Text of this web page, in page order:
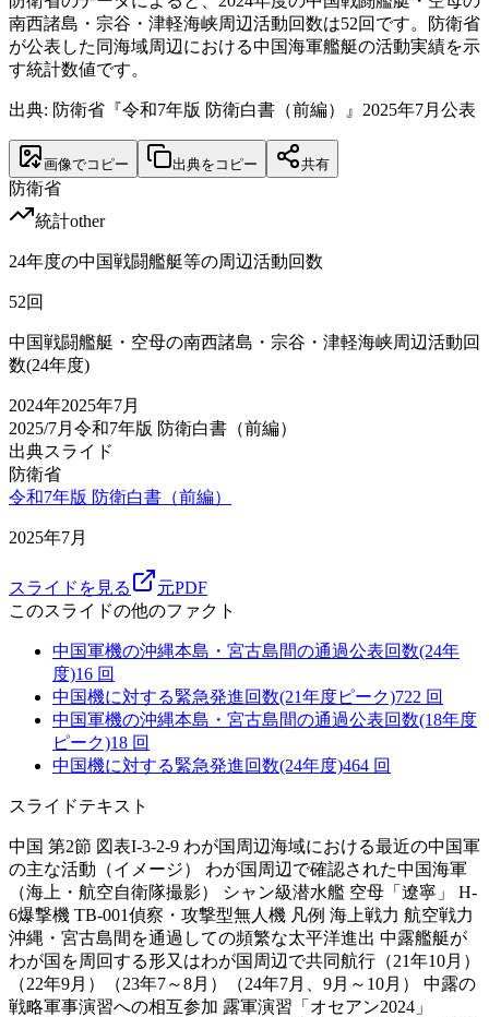
南西諸島・宗谷・津軽海峡周辺活動回数は52回です。防衛省
が公表した同海域周辺における中国海軍艦艇の活動実績を示
す統計数値です。
出典: 防衛省『令和7年版 防衛白書（前編）』2025年7月公表
画像でコピー 出典をコピー 共有
防衛省
統計other
24年度の中国戦闘艦艇等の周辺活動回数
52回
中国戦闘艦艇・空母の南西諸島・宗谷・津軽海峡周辺活動回
数(24年度)
2024年2025年7月
2025/7月 令和7年版 防衛白書（前編）
出典スライド
防衛省
令和7年版 防衛白書（前編）
2025年7月
スライドを見る
元PDF
このスライドの他のファクト
中国軍機の沖縄本島・宮古島間の通過公表回数(24年
度)16 回
中国機に対する緊急発進回数(21年度ピーク)722 回
中国軍機の沖縄本島・宮古島間の通過公表回数(18年度
ピーク)18 回
中国機に対する緊急発進回数(24年度)464 回
スライドテキスト
中国 第2節 図表I-3-2-9 わが国周辺海域における最近の中国軍
の主な活動（イメージ） わが国周辺で確認された中国海軍
（海上・航空自衛隊撮影） シャン級潜水艦 空母「遼寧」 H-
6爆撃機 TB-001偵察・攻撃型無人機 凡例 海上戦力 航空戦力
沖縄・宮古島間を通過しての頻繁な太平洋進出 中露艦艇が
わが国を周回する形又はわが国周辺で共同航行（21年10月）
（22年9月）（23年7～8月）（24年7月、9月～10月） 中露の
戦略軍事演習への相互参加 露軍演習「オセアン2024」